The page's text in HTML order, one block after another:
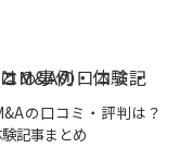
の口コミ・評判は？
記事まとめ